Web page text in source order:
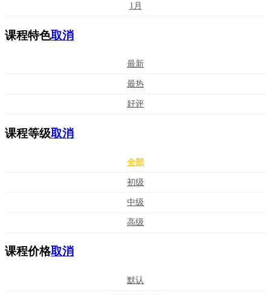
1月
课程特色取消
最新
最热
好评
课程等级取消
全部
初级
中级
高级
课程价格取消
默认